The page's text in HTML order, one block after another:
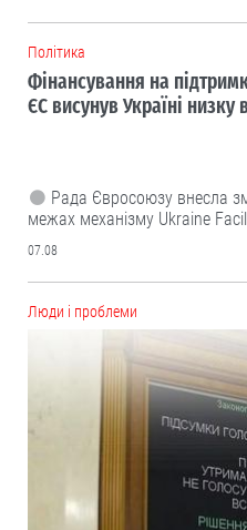
Політика
Фінансування на
ЄС висунув Україні низку
Рада Євросоюзу внесла
межах механізму Ukraine
07.08
Люди і проблеми